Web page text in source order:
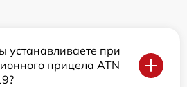
устанавливаете при
прицела ATN